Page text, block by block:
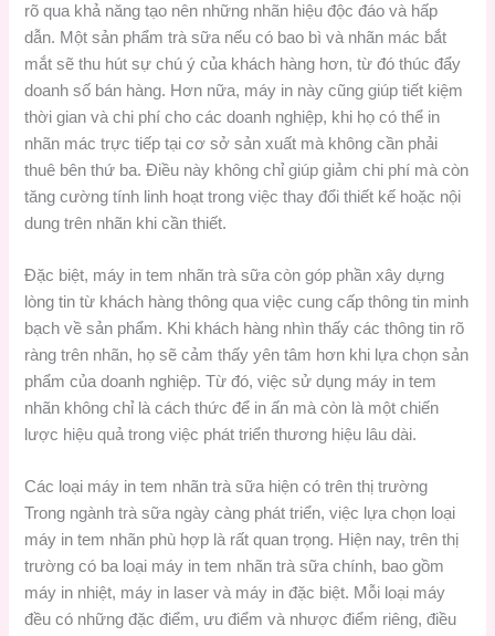
rõ qua khả năng tạo nên những nhãn hiệu độc đáo và hấp
dẫn. Một sản phẩm trà sữa nếu có bao bì và nhãn mác bắt
mắt sẽ thu hút sự chú ý của khách hàng hơn, từ đó thúc đẩy
doanh số bán hàng. Hơn nữa, máy in này cũng giúp tiết kiệm
thời gian và chi phí cho các doanh nghiệp, khi họ có thể in
nhãn mác trực tiếp tại cơ sở sản xuất mà không cần phải
thuê bên thứ ba. Điều này không chỉ giúp giảm chi phí mà còn
tăng cường tính linh hoạt trong việc thay đổi thiết kế hoặc nội
dung trên nhãn khi cần thiết.
Đặc biệt, máy in tem nhãn trà sữa còn góp phần xây dựng
lòng tin từ khách hàng thông qua việc cung cấp thông tin minh
bạch về sản phẩm. Khi khách hàng nhìn thấy các thông tin rõ
ràng trên nhãn, họ sẽ cảm thấy yên tâm hơn khi lựa chọn sản
phẩm của doanh nghiệp. Từ đó, việc sử dụng máy in tem
nhãn không chỉ là cách thức để in ấn mà còn là một chiến
lược hiệu quả trong việc phát triển thương hiệu lâu dài.
Các loại máy in tem nhãn trà sữa hiện có trên thị trường
Trong ngành trà sữa ngày càng phát triển, việc lựa chọn loại
máy in tem nhãn phù hợp là rất quan trọng. Hiện nay, trên thị
trường có ba loại máy in tem nhãn trà sữa chính, bao gồm
máy in nhiệt, máy in laser và máy in đặc biệt. Mỗi loại máy
đều có những đặc điểm, ưu điểm và nhược điểm riêng, điều